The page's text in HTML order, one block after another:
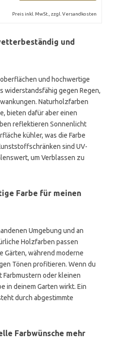
Preis inkl. MwSt., zzgl. Versandkosten
und
und hochwertige
widerstandsfähig gegen Regen,
Naturholzfarben
bieten dafür aber einen
reflektieren Sonnenlicht
kühler, was die Farbe
sind UV-
um Verblassen zu
Farbe für meinen
Umgebung und an
Holzfarben passen
Gärten, während moderne
Tönen profitieren. Wenn du
Farbmustern oder kleinen
in deinem Garten wirkt. Ein
durch abgestimmte
Farbwünsche mehr